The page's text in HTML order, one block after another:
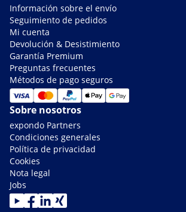
Información sobre el envío
Seguimiento de pedidos
Mi cuenta
Devolución & Desistimiento
Garantía Premium
Preguntas frecuentes
Métodos de pago seguros
Sobre nosotros
expondo Partners
Condiciones generales
Política de privacidad
Cookies
Nota legal
Jobs